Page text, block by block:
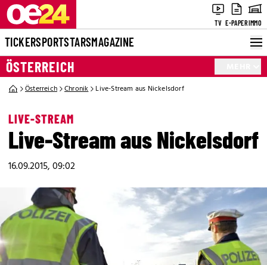
TV E-PAPERIMMO
TICKERSPORTSTARSMAGAZINE
ÖSTERREICH
Österreich Chronik Live-Stream aus Nickelsdorf
LIVE-STREAM
Live-Stream aus Nickelsdorf
16.09.2015, 09:02